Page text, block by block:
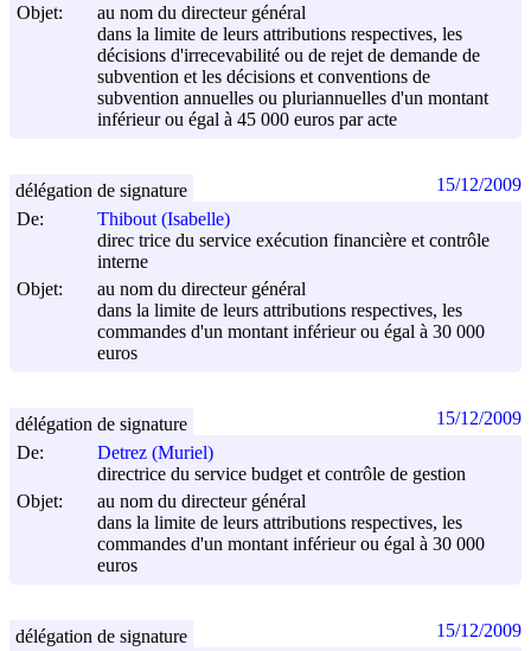
Objet:
au nom du directeur général
dans la limite de leurs attributions respectives, les
décisions d'irrecevabilité ou de rejet de demande de
subvention et les décisions et conventions de
subvention annuelles ou pluriannuelles d'un montant
inférieur ou égal à 45 000 euros par acte
De:
Thibout (Isabelle)
direc trice du service exécution financière et contrôle
interne
Objet:
au nom du directeur général
dans la limite de leurs attributions respectives, les
commandes d'un montant inférieur ou égal à 30 000
euros
délégation de signature 15/12/2009
De:
Detrez (Muriel)
directrice du service budget et contrôle de gestion
Objet:
au nom du directeur général
dans la limite de leurs attributions respectives, les
commandes d'un montant inférieur ou égal à 30 000
euros
délégation de signature 15/12/2009
délégation de signature 15/12/2009